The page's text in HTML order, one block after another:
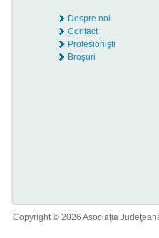
Despre noi
Contact
Profesionişti
Broşuri
Copyright © 2026 Asociaţia